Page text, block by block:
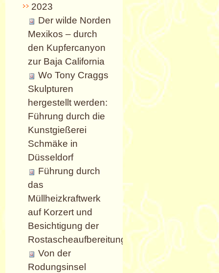
2023
Der wilde Norden
Mexikos – durch
den Kupfercanyon
zur Baja California
Wo Tony Craggs
Skulpturen
hergestellt werden:
Führung durch die
Kunstgießerei
Schmäke in
Düsseldorf
Führung durch
das
Müllheizkraftwerk
auf Korzert und
Besichtigung der
Rostascheaufbereitung.
Von der
Rodungsinsel